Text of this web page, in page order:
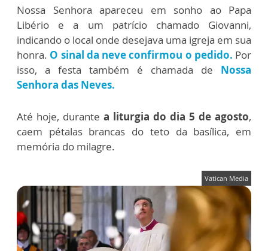
Nossa Senhora apareceu em sonho ao Papa
Libério e a um patrício chamado Giovanni,
indicando o local onde desejava uma igreja em sua
honra. O sinal da neve confirmou o pedido. Por
isso, a festa também é chamada de Nossa
Senhora das Neves.
Até hoje, durante a liturgia do dia 5 de agosto,
caem pétalas brancas do teto da basílica, em
memória do milagre.
Vatican Media